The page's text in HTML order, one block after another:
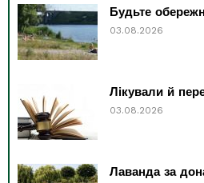
Будьте
03.08.2026
Лікували й
03.08.2026
Лаванда за